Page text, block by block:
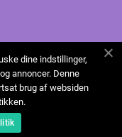
dine indstillinger,
annoncer. Denne
brug af websiden